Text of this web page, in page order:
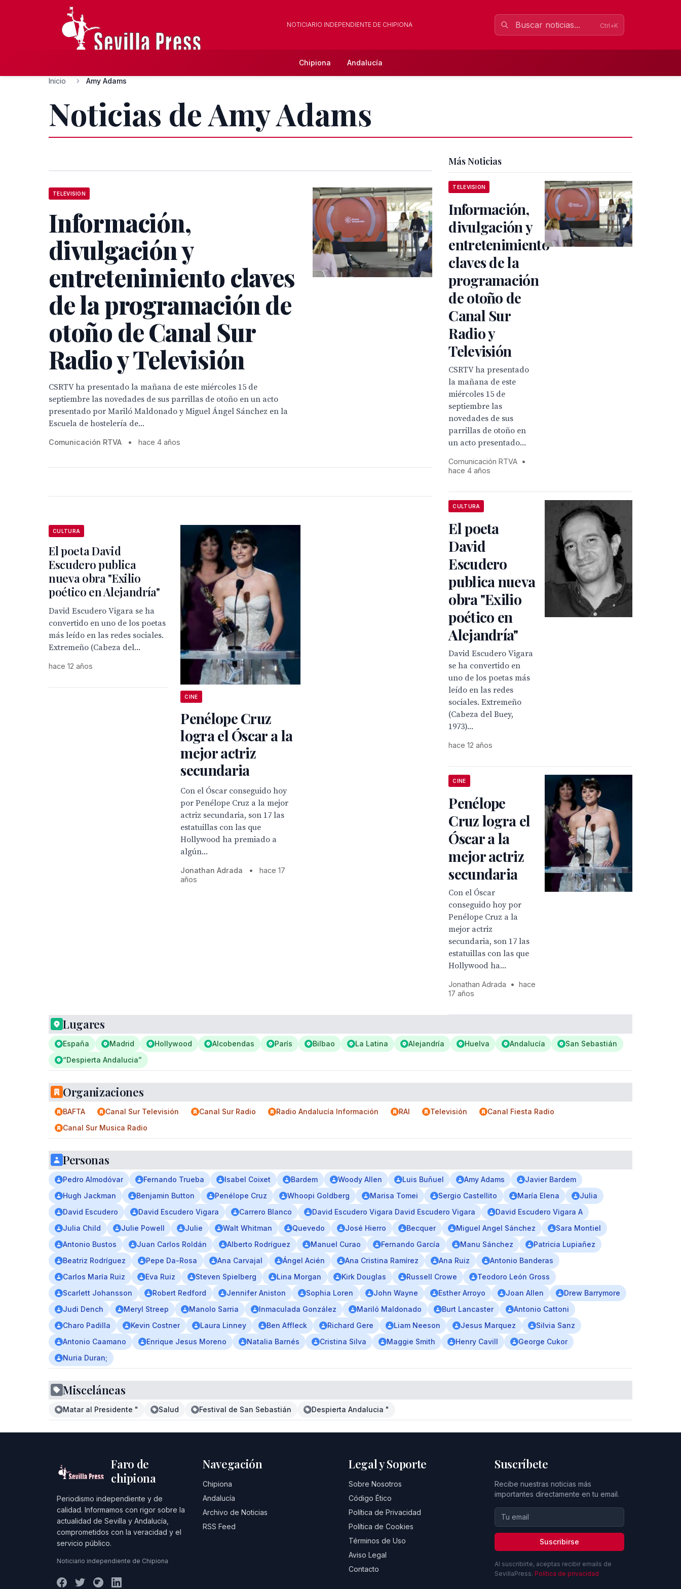
NOTICIARIO INDEPENDIENTE DE CHIPIONA Ctrl+K
Chipiona Andalucía
Inicio Amy Adams
Noticias de Amy Adams
TELEVISION
Información,
divulgación y
entretenimiento claves
de la programación de
otoño de Canal Sur
Radio y Televisión
CSRTV ha presentado la mañana de este miércoles 15 de
septiembre las novedades de sus parrillas de otoño en un acto
presentado por Mariló Maldonado y Miguel Ángel Sánchez en la
Escuela de hostelería de...
Comunicación RTVA • hace 4 años
CULTURA
El poeta David
Escudero publica
nueva obra "Exilio
poético en Alejandría"
David Escudero Vigara se ha
convertido en uno de los poetas
más leído en las redes sociales.
Extremeño (Cabeza del...
hace 12 años
CINE
Penélope Cruz
logra el Óscar a la
mejor actriz
secundaria
Con el Óscar conseguido hoy
por Penélope Cruz a la mejor
actriz secundaria, son 17 las
estatuillas con las que
Hollywood ha premiado a
algún...
Jonathan Adrada •
hace 17
años
Más Noticias
TELEVISION
Información,
divulgación y
entretenimiento
claves de la
programación
de otoño de
Canal Sur
Radio y
Televisión
CSRTV ha presentado
la mañana de este
miércoles 15 de
septiembre las
novedades de sus
parrillas de otoño en
un acto presentado...
Comunicación RTVA •
hace 4 años
CULTURA
El poeta
David
Escudero
publica nueva
obra "Exilio
poético en
Alejandría"
David Escudero Vigara
se ha convertido en
uno de los poetas más
leído en las redes
sociales. Extremeño
(Cabeza del Buey,
1973)...
hace 12 años
CINE
Penélope
Cruz logra el
Óscar a la
mejor actriz
secundaria
Con el Óscar
conseguido hoy por
Penélope Cruz a la
mejor actriz
secundaria, son 17 las
estatuillas con las que
Hollywood ha...
Jonathan Adrada •
hace
17 años
Lugares
España Madrid Hollywood Alcobendas París Bilbao La Latina Alejandría Huelva Andalucía
San Sebastián
“Despierta Andalucia”
Organizaciones
BAFTA Canal Sur Televisión Canal Sur Radio Radio Andalucía Información RAI Televisión
Canal Fiesta Radio
Canal Sur Musica Radio
Personas
Pedro Almodóvar Fernando Trueba Isabel Coixet Bardem Woody Allen Luis Buñuel Amy Adams
Javier Bardem
Hugh Jackman
Benjamin Button Penélope Cruz Whoopi Goldberg Marisa Tomei Sergio Castellito María Elena
Julia
David Escudero
David Escudero Vigara Carrero Blanco David Escudero Vigara David Escudero Vigara
David Escudero Vigara A
Julia Child
Julie Powell Julie Walt Whitman Quevedo José Hierro Becquer Miguel Angel Sánchez
Sara Montiel
Antonio Bustos
Juan Carlos Roldán Alberto Rodríguez Manuel Curao Fernando García Manu Sánchez
Patricia Lupiañez
Beatriz Rodríguez
Pepe Da-Rosa Ana Carvajal Ángel Acién Ana Cristina Ramírez Ana Ruiz
Antonio Banderas
Carlos María Ruiz
Eva Ruiz Steven Spielberg Lina Morgan Kirk Douglas Russell Crowe
Teodoro León Gross
Scarlett Johansson
Robert Redford Jennifer Aniston Sophia Loren John Wayne Esther Arroyo Joan Allen
Drew Barrymore
Judi Dench
Meryl Streep Manolo Sarria Inmaculada González Mariló Maldonado Burt Lancaster
Antonio Cattoni
Charo Padilla
Kevin Costner Laura Linney Ben Affleck Richard Gere Liam Neeson Jesus Marquez
Silvia Sanz
Antonio Caamano
Enrique Jesus Moreno Natalia Barnés Cristina Silva Maggie Smith Henry Cavill
George Cukor
Nuria Duran;
Misceláneas
Matar al Presidente " Salud Festival de San Sebastián Despierta Andalucia "
Faro de
chipiona
Periodismo independiente y de
calidad. Informamos con rigor sobre la
actualidad de Sevilla y Andalucía,
comprometidos con la veracidad y el
servicio público.
Noticiario independiente de Chipiona
Navegación
Chipiona
Andalucía
Archivo de Noticias
RSS Feed
Legal y Soporte
Sobre Nosotros
Código Ético
Política de Privacidad
Política de Cookies
Términos de Uso
Aviso Legal
Contacto
Suscríbete
Recibe nuestras noticias más
importantes directamente en tu email.
Suscribirse
Al suscribirte, aceptas recibir emails de
SevillaPress. Política de privacidad